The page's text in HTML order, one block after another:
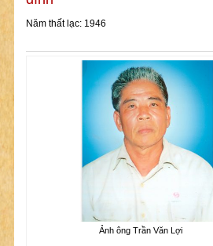
Năm thất lạc: 1946
Ảnh ông Trần Văn Lợi